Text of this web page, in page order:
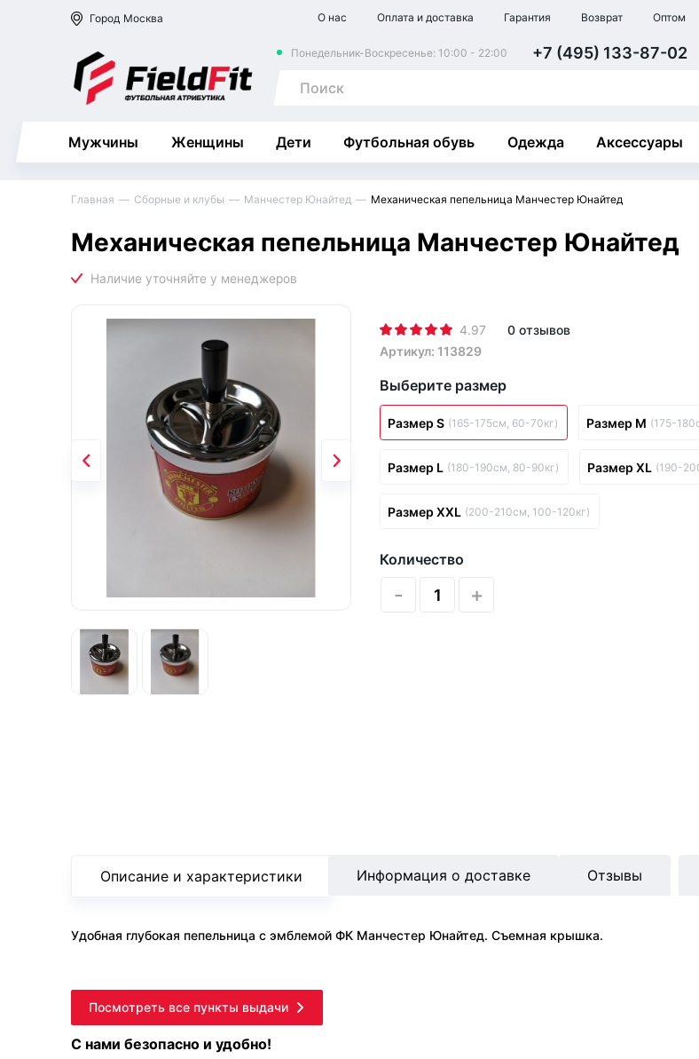
Город Москва О нас Оплата и доставка Гарантия Возврат Оптом
Понедельник-Воскресенье: 10:00 - 22:00 +7 (495) 133-87-02
Мужчины Женщины Дети Футбольная обувь Одежда Аксессуары
Главная Сборные и клубы Манчестер Юнайтед Механическая пепельница Манчестер Юнайтед
Механическая пепельница Манчестер Юнайтед
4.97
0 отзывов
Артикул: 113829
Выберите размер
Размер S (165-175см, 60-70кг) Размер M (175-
Размер L (180-190см, 80-90кг) Размер XL (190-
Размер XXL (200-210см, 100-120кг)
Количество
- +
Описание и характеристики
Удобная глубокая пепельница с эмблемой ФК Манчестер Юнайтед. Съемная крышка.
Информация о доставке Отзывы
Посмотреть все пункты выдачи
С нами безопасно и удобно!